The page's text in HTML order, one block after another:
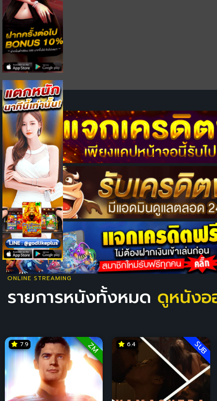
ONLINE STREAMING
รายการหนังทั้งหมด ดูหนังอ
ZM
7.9 SUB
6.4